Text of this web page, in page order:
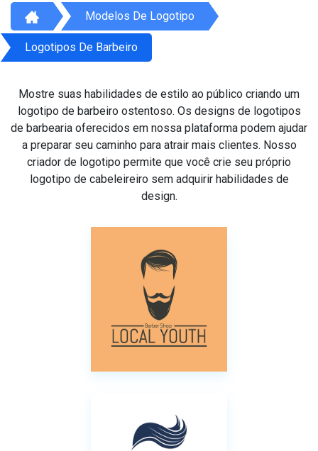
Modelos De Logotipo
Logotipos De Barbeiro
Mostre suas habilidades de estilo ao público criando um
logotipo de barbeiro ostentoso. Os designs de logotipos
de barbearia oferecidos em nossa plataforma podem ajudar
a preparar seu caminho para atrair mais clientes. Nosso
criador de logotipo permite que você crie seu próprio
logotipo de cabeleireiro sem adquirir habilidades de
design.